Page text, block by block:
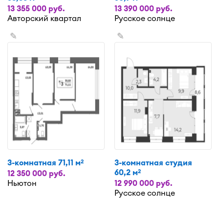
13 355 000 руб.
Авторский квартал
13 390 000 руб.
Русское солнце
✎
3-комнатная 71,11 м2
12 350 000 руб.
Ньютон
✎
3-комнатная студия
60,2 м2
12 990 000 руб.
Русское солнце